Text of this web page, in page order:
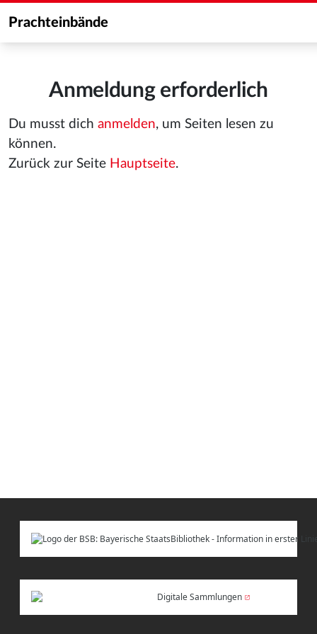
Prachteinbände
Anmeldung erforderlich
Du musst dich anmelden, um Seiten lesen zu
können.
Zurück zur Seite Hauptseite.
Digitale Sammlungen